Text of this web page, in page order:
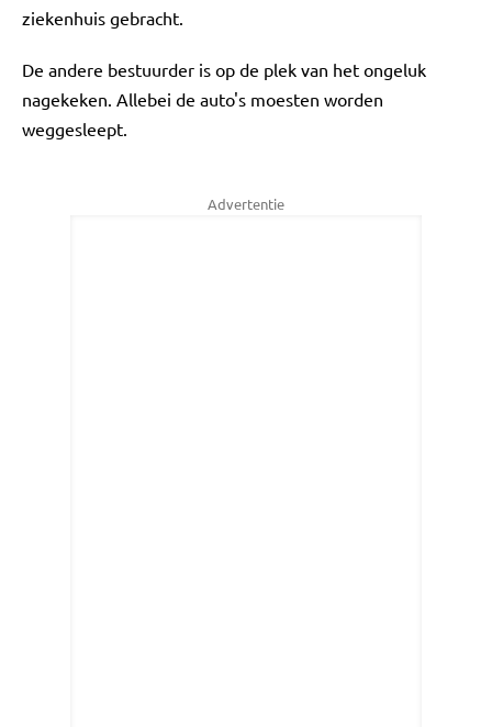
ziekenhuis gebracht.
De andere bestuurder is op de plek van het ongeluk
nagekeken. Allebei de auto's moesten worden
weggesleept.
Advertentie